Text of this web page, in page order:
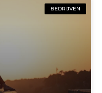
BEDRIJVEN